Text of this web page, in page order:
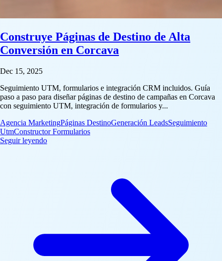
Construye Páginas de Destino de Alta
Conversión en Corcava
Dec 15, 2025
Seguimiento UTM, formularios e integración CRM incluidos. Guía
paso a paso para diseñar páginas de destino de campañas en Corcava
con seguimiento UTM, integración de formularios y...
Agencia MarketingPáginas DestinoGeneración LeadsSeguimiento
UtmConstructor Formularios
Seguir leyendo: Construye Páginas de Destino de Alta Conversión en